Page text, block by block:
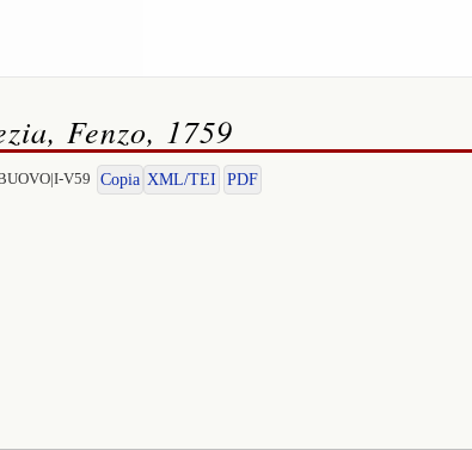
Fenzo, 1759
V59 Copia XML/TEI PDF